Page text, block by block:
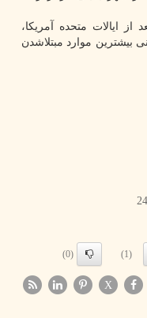
ایالات متحده آمریکا،
بیشترین موارد مبتلاشدن
(1)
(0)
X